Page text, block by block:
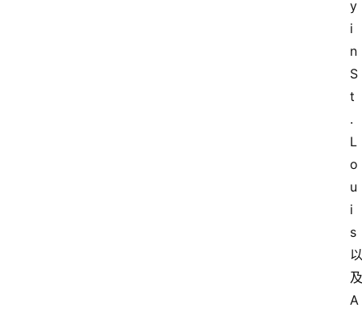
y
i
n
S
t
.
L
o
u
i
s
以
及
A